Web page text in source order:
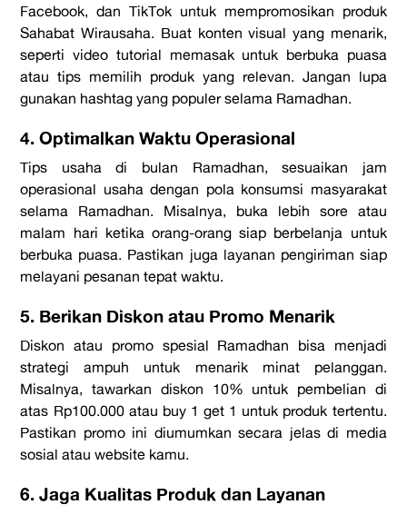
Facebook, dan TikTok untuk mempromosikan produk
Sahabat Wirausaha. Buat konten visual yang menarik,
seperti video tutorial memasak untuk berbuka puasa
atau tips memilih produk yang relevan. Jangan lupa
gunakan hashtag yang populer selama Ramadhan.
4. Optimalkan Waktu Operasional
Tips usaha di bulan Ramadhan, sesuaikan jam
operasional usaha dengan pola konsumsi masyarakat
selama Ramadhan. Misalnya, buka lebih sore atau
malam hari ketika orang-orang siap berbelanja untuk
berbuka puasa. Pastikan juga layanan pengiriman siap
melayani pesanan tepat waktu.
5. Berikan Diskon atau Promo Menarik
Diskon atau promo spesial Ramadhan bisa menjadi
strategi ampuh untuk menarik minat pelanggan.
Misalnya, tawarkan diskon 10% untuk pembelian di
atas Rp100.000 atau buy 1 get 1 untuk produk tertentu.
Pastikan promo ini diumumkan secara jelas di media
sosial atau website kamu.
6. Jaga Kualitas Produk dan Layanan